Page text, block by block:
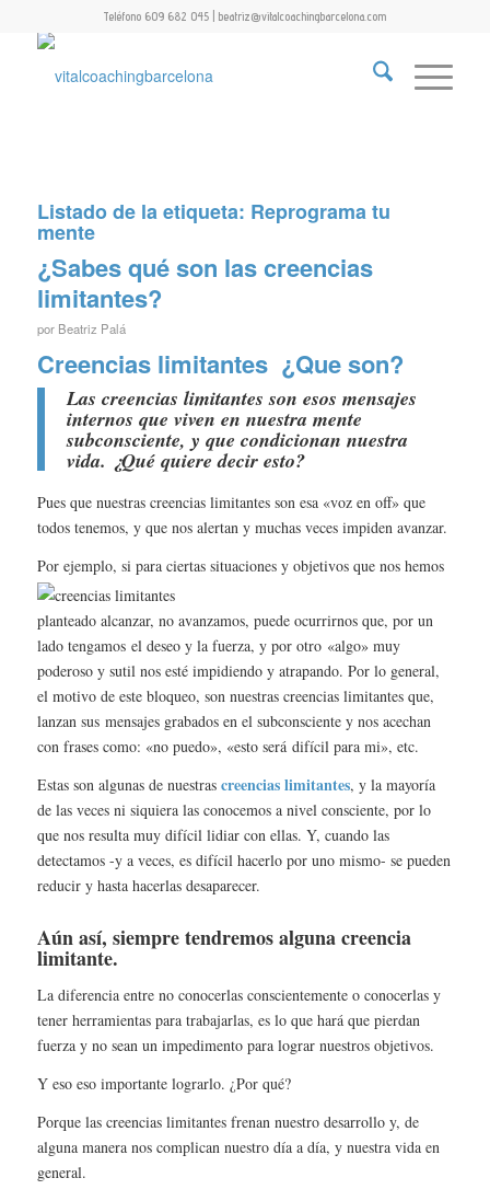
Teléfono 609 682 045 | beatriz@vitalcoachingbarcelona.com
Listado de la etiqueta: Reprograma tu
mente
¿Sabes qué son las creencias
limitantes?
por Beatriz Palá
Creencias limitantes ¿Que son?
Las creencias limitantes son esos mensajes
internos que viven en nuestra mente
subconsciente, y que condicionan nuestra
vida. ¿Qué quiere decir esto?
Pues que nuestras creencias limitantes son esa «voz en off» que
todos tenemos, y que nos alertan y muchas veces impiden avanzar.
Por ejemplo, si para ciertas situaciones y objetivos que nos hemos
planteado alcanzar, no avanzamos, puede ocurrirnos que, por un
lado tengamos el deseo y la fuerza, y por otro «algo» muy
poderoso y sutil nos esté impidiendo y atrapando. Por lo general,
el motivo de este bloqueo, son nuestras creencias limitantes que,
lanzan sus mensajes grabados en el subconsciente y nos acechan
con frases como: «no puedo», «esto será difícil para mi», etc.
Estas son algunas de nuestras creencias limitantes, y la mayoría
de las veces ni siquiera las conocemos a nivel consciente, por lo
que nos resulta muy difícil lidiar con ellas. Y, cuando las
detectamos -y a veces, es difícil hacerlo por uno mismo- se pueden
reducir y hasta hacerlas desaparecer.
Aún así, siempre tendremos alguna creencia
limitante.
La diferencia entre no conocerlas conscientemente o conocerlas y
tener herramientas para trabajarlas, es lo que hará que pierdan
fuerza y no sean un impedimento para lograr nuestros objetivos.
Y eso eso importante lograrlo. ¿Por qué?
Porque las creencias limitantes frenan nuestro desarrollo y, de
alguna manera nos complican nuestro día a día, y nuestra vida en
general.